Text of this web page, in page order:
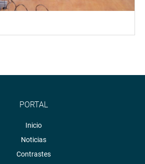
PORTAL
Inicio
Noticias
Contrastes